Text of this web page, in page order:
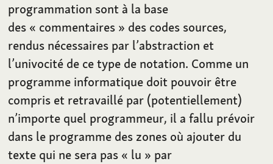
programmation sont à la base
des « commentaires » des codes sources,
rendus nécessaires par l’abstraction et
l’univocité de ce type de notation. Comme un
programme informatique doit pouvoir être
compris et retravaillé par (potentiellement)
n’importe quel programmeur, il a fallu prévoir
dans le programme des zones où ajouter du
texte qui ne sera pas « lu » par